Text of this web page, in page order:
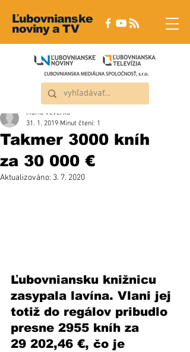
Ľubovnianske
noviny a TV
Takmer 3000 kníh
za 30 000 €
Mário Veverka
31. 1. 2019 Minut čtení: 1
Aktualizováno: 3. 7. 2020
Ľubovniansku knižnicu
zasypala lavína. Vlani jej
totiž do regálov pribudlo
presne 2955 kníh za
29 202,46 €, čo je